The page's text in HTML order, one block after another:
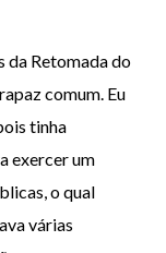
da Retomada do
comum. Eu
tinha
exercer um
o qual
várias